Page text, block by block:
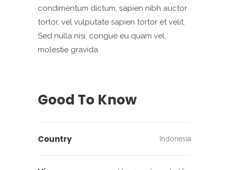
condimentum dictum, sapien nibh auctor
tortor, vel vulputate sapien tortor et velit.
Sed nulla nisi, congue eu quam vel,
molestie gravida.
Good To Know
Country Indonesia